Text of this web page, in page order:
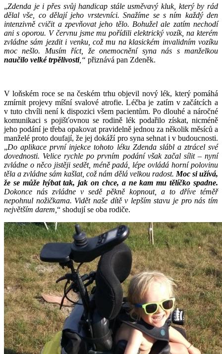
„Zdenda je i přes svůj handicap stále usměvavý kluk, který by rád
dělal vše, co dělají jeho vrstevníci. Snažíme se s ním každý den
intenzivně cvičit a zpevňovat jeho tělo. Bohužel ale zatím nechodí
ani s oporou. V červnu jsme mu pořídili elektrický vozík, na kterém
zvládne sám jezdit i venku, což mu na klasickém invalidním vozíku
moc nešlo. Musím říct, že onemocnění syna nás s manželkou
naučilo velké trpělivosti,“ přiznává pan Zdeněk.
V loňském roce se na českém trhu objevil nový lék, který pomáhá
zmírnit projevy míšní svalové atrofie. Léčba je zatím v začátcích a
v tuto chvíli není k dispozici všem pacientům. Po dlouhé a náročné
komunikaci s pojišťovnou se rodině lék podařilo získat, nicméně
jeho podání je třeba opakovat pravidelně jednou za několik měsíců a
manželé proto doufají, že jej dokáží pro syna sehnat i v budoucnosti.
„Do aplikace první injekce tohoto léku Zdenda slábl a ztrácel své
dovednosti. Velice rychle po prvním podání však začal sílit – nyní
zvládne o něco jistěji sedět, méně padá, lépe ovládá horní polovinu
těla a zvládne sám kašlat, což nám dělá velkou radost. Moc si užívá,
že se může hýbat tak, jak on chce, a ne kam mu tělíčko spadne.
Dokonce nás zvládne v sedě pěkně kopnout, a to dříve téměř
nepohnul nožičkama. Vidět naše dítě v lepším stavu je pro nás tím
největším darem, “ shodují se oba rodiče.